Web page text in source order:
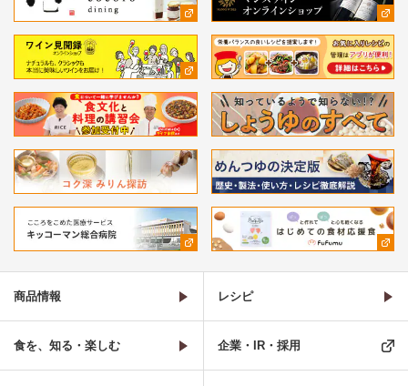
商品情報 レシピ
食を、知る・楽しむ 企業・IR・採用